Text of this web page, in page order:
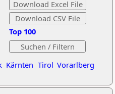
Kärnten Tirol Vorarlberg
Top 100